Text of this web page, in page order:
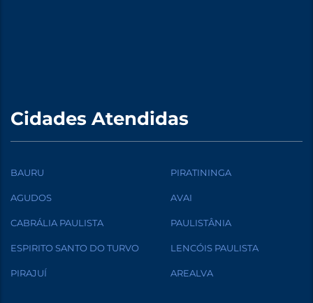
Cidades Atendidas
BAURU PIRATININGA
AGUDOS AVAI
CABRÁLIA PAULISTA PAULISTÂNIA
ESPIRITO SANTO DO TURVO LENCÓIS PAULISTA
PIRAJUÍ AREALVA